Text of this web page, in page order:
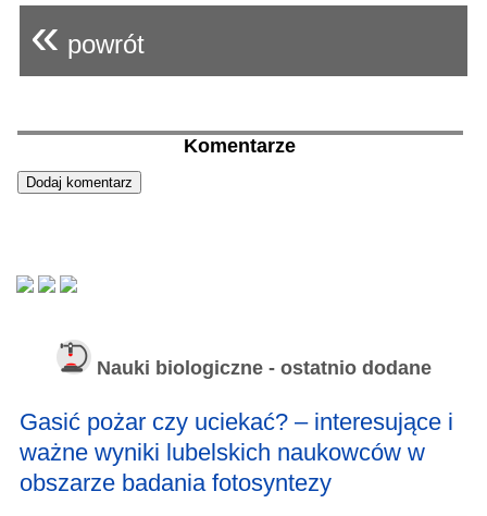
« powrót
Komentarze
Nauki biologiczne - ostatnio dodane
Gasić pożar czy uciekać? – interesujące i
ważne wyniki lubelskich naukowców w
obszarze badania fotosyntezy